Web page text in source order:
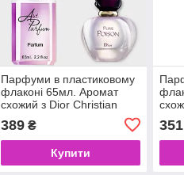
Парфуми в пластиковому
флаконі 65мл. Аромат
схожий з Dior Christian
389₴
Купити
351